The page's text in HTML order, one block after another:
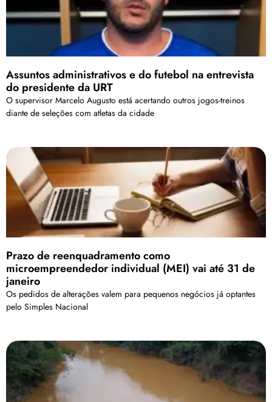
Assuntos administrativos e do futebol na entrevista
do presidente da URT
O supervisor Marcelo Augusto está acertando outros jogos-treinos
diante de seleções com atletas da cidade
Prazo de reenquadramento como
microempreendedor individual (MEI) vai até 31 de
janeiro
Os pedidos de alterações valem para pequenos negócios já optantes
pelo Simples Nacional